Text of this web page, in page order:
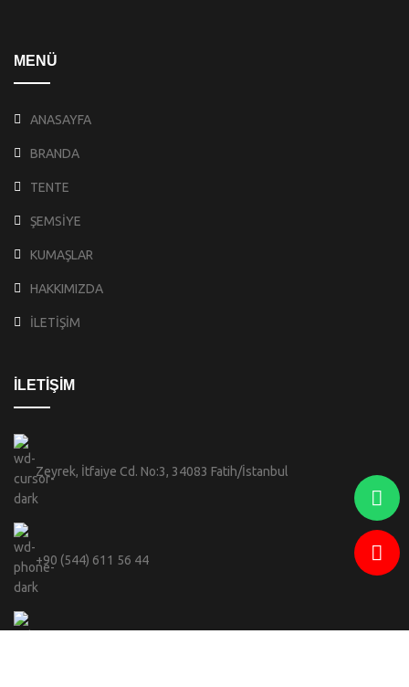
MENÜ
ANASAYFA
BRANDA
TENTE
ŞEMSİYE
KUMAŞLAR
HAKKIMIZDA
İLETİŞİM
İLETİŞİM
Zeyrek, İtfaiye Cd. No:3, 34083 Fatih/İstanbul
+90 (544) 611 56 44